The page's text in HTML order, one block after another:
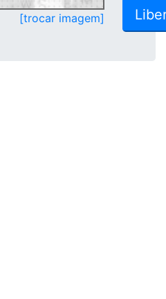
[trocar imagem]